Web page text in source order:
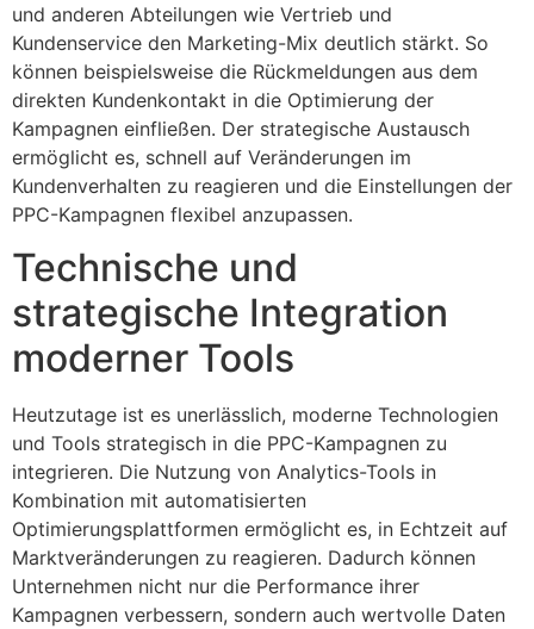
und anderen Abteilungen wie Vertrieb und
Kundenservice den Marketing-Mix deutlich stärkt. So
können beispielsweise die Rückmeldungen aus dem
direkten Kundenkontakt in die Optimierung der
Kampagnen einfließen. Der strategische Austausch
ermöglicht es, schnell auf Veränderungen im
Kundenverhalten zu reagieren und die Einstellungen der
PPC-Kampagnen flexibel anzupassen.
Technische und
strategische Integration
moderner Tools
Heutzutage ist es unerlässlich, moderne Technologien
und Tools strategisch in die PPC-Kampagnen zu
integrieren. Die Nutzung von Analytics-Tools in
Kombination mit automatisierten
Optimierungsplattformen ermöglicht es, in Echtzeit auf
Marktveränderungen zu reagieren. Dadurch können
Unternehmen nicht nur die Performance ihrer
Kampagnen verbessern, sondern auch wertvolle Daten